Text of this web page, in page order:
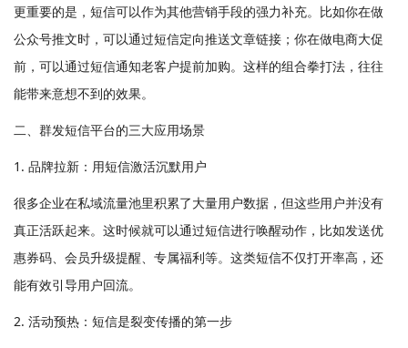
更重要的是，短信可以作为其他营销手段的强力补充。比如你在做
公众号推文时，可以通过短信定向推送文章链接；你在做电商大促
前，可以通过短信通知老客户提前加购。这样的组合拳打法，往往
能带来意想不到的效果。
二、群发短信平台的三大应用场景
1. 品牌拉新：用短信激活沉默用户
很多企业在私域流量池里积累了大量用户数据，但这些用户并没有
真正活跃起来。这时候就可以通过短信进行唤醒动作，比如发送优
惠券码、会员升级提醒、专属福利等。这类短信不仅打开率高，还
能有效引导用户回流。
2. 活动预热：短信是裂变传播的第一步